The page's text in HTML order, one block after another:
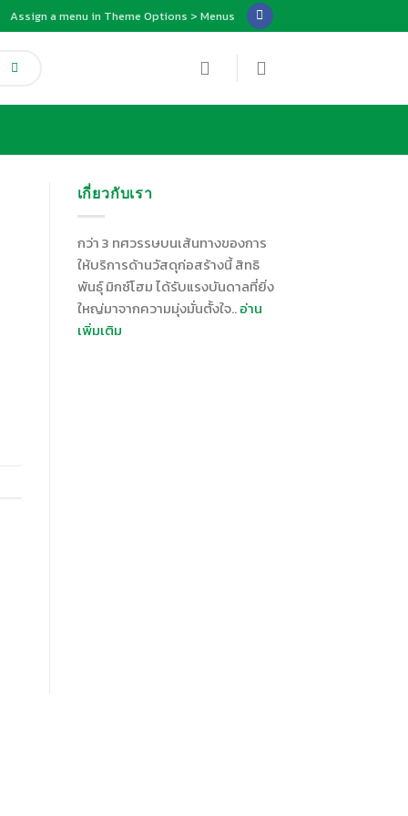
Assign a menu in Theme Options > Menus
เกี่ยวกับเรา
กว่า 3 ทศวรรษบนเส้นทางของการ
ให้บริการด้านวัสดุก่อสร้างนี้ สิทธิ
พันธุ์ มิกซ์โฮม ได้รับแรงบันดาลที่ยิ่ง
ใหญ่มาจากความมุ่งมั่นตั้งใจ..อ่าน
เพิ่มเติม